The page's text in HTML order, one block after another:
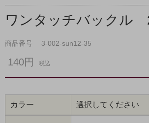
ワンタッチバックル
商品番号 3-002-sun12-35
140円 税込
カラー 選択してください